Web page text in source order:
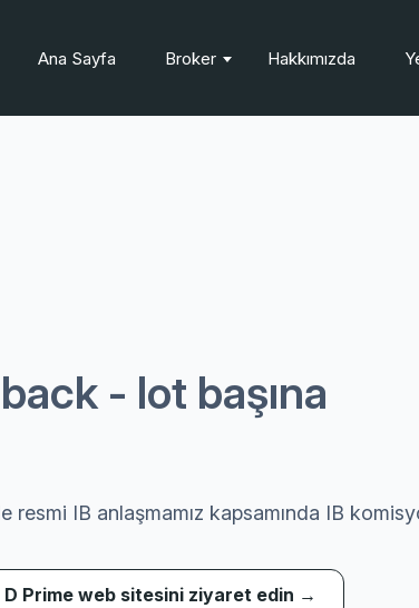
Ana Sayfa Broker Hakkımızda
- lot başına
IB anlaşmamız kapsamında IB
D Prime web sitesini ziyaret edin →